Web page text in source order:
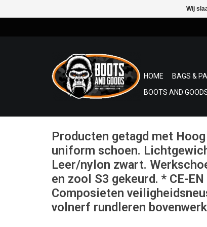
HOME BAGS &
BOOTS AND
Producten getagd met
uniform schoen.
Leer/nylon zwart.
en zool S3 gekeurd. * CE-
Composieten
volnerf rundleren
Wij